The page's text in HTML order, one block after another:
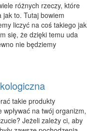
różnych rzeczy, które
to. Tutaj bowiem
liczyć na coś takiego jak
się, że dzięki temu uda
nie będziemy
takie produkty
na twój organizm,
Jeżeli zależy ci, aby